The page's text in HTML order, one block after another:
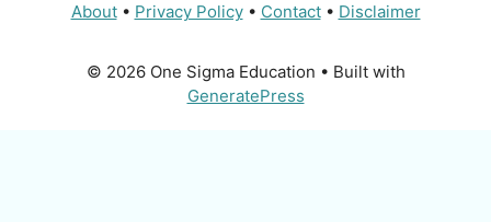
About• Privacy Policy• Contact• Disclaimer
© 2026 One Sigma Education • Built with
GeneratePress